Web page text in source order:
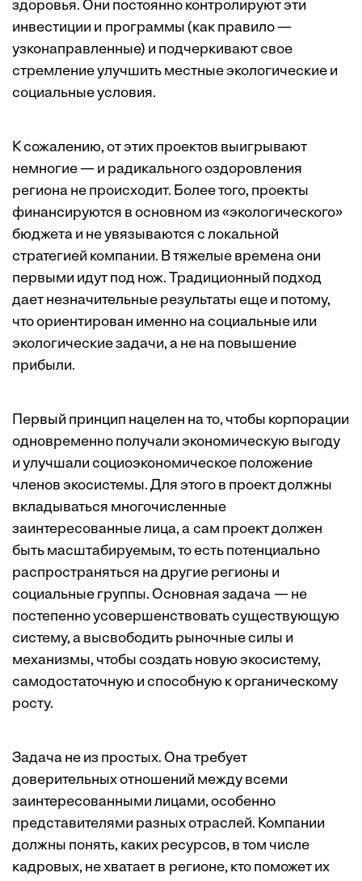
здоровья. Они постоянно контролируют эти
инвестиции и программы (как правило —
узконаправленные) и подчеркивают свое
стремление улучшить местные экологические и
социальные условия.
К сожалению, от этих проектов выигрывают
немногие — и радикального оздоровления
региона не происходит. Более того, проекты
финансируются в основном из «экологического»
бюджета и не увязываются с локальной
стратегией компании. В тяжелые времена они
первыми идут под нож. Традиционный подход
дает незначительные результаты еще и потому,
что ориентирован именно на социальные или
экологические задачи, а не на повышение
прибыли.
Первый принцип нацелен на то, чтобы корпорации
одновременно получали экономическую выгоду
и улучшали социоэкономическое положение
членов экосистемы. Для этого в проект должны
вкладываться многочисленные
заинтересованные лица, а сам проект должен
быть масштабируемым, то есть потенциально
распространяться на другие регионы и
социальные группы. Основная задача — не
постепенно усовершенствовать существующую
систему, а высвободить рыночные силы и
механизмы, чтобы создать новую экосистему,
самодостаточную и способную к органическому
росту.
Задача не из простых. Она требует
доверительных отношений между всеми
заинтересованными лицами, особенно
представителями разных отраслей. Компании
должны понять, каких ресурсов, в том числе
кадровых, не хватает в регионе, кто поможет их